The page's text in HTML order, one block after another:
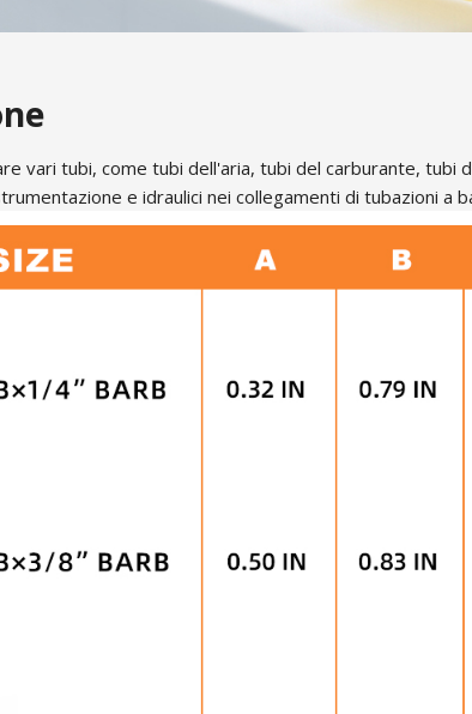
tubi, come tubi dell'aria, tubi del carburante, tubi
e idraulici nei collegamenti di tubazioni a